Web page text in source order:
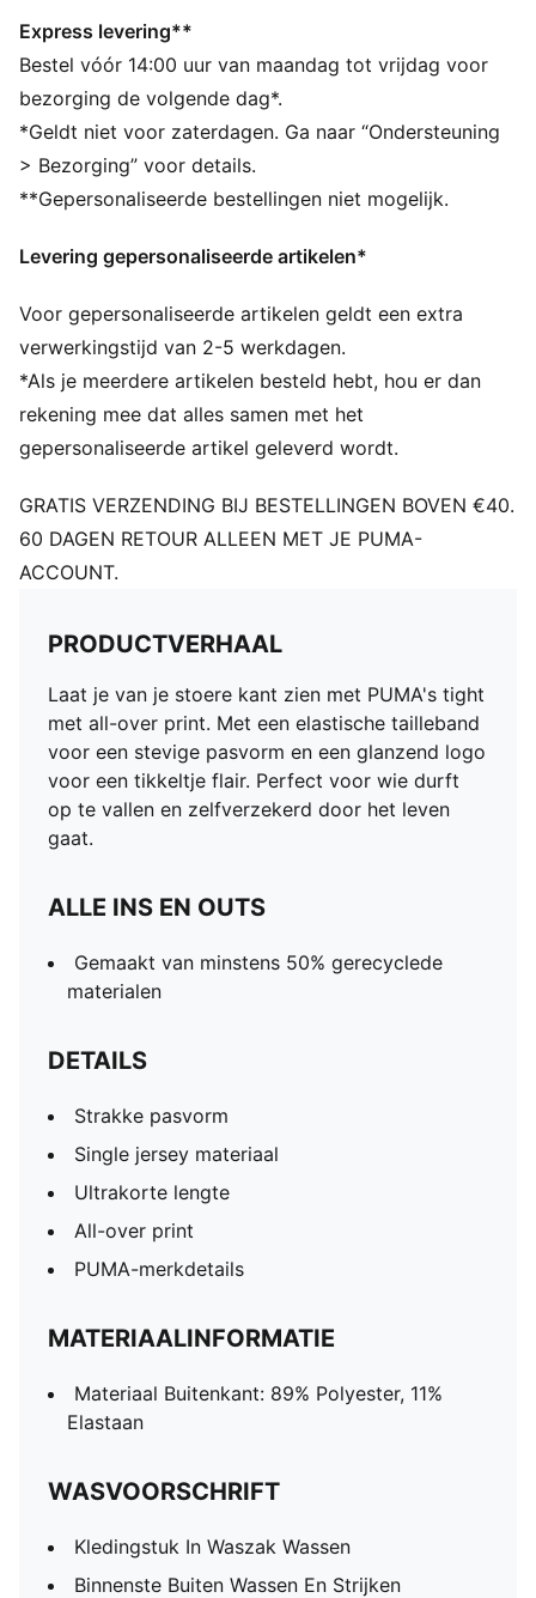
Single jersey materiaal
Ultrakorte lengte
All-over print
PUMA-merkdetails
Express levering**
Bestel vóór 14:00 uur van maandag tot vrijdag voor
bezorging de volgende dag*.
*Geldt niet voor zaterdagen. Ga naar “Ondersteuning
> Bezorging” voor details.
**Gepersonaliseerde bestellingen niet mogelijk.
Levering gepersonaliseerde artikelen*
Voor gepersonaliseerde artikelen geldt een extra
verwerkingstijd van 2-5 werkdagen.
*Als je meerdere artikelen besteld hebt, hou er dan
rekening mee dat alles samen met het
gepersonaliseerde artikel geleverd wordt.
GRATIS VERZENDING BIJ BESTELLINGEN BOVEN €40.
60 DAGEN RETOUR ALLEEN MET JE PUMA-
ACCOUNT.
PRODUCTVERHAAL
Laat je van je stoere kant zien met PUMA's tight
met all-over print. Met een elastische tailleband
voor een stevige pasvorm en een glanzend logo
voor een tikkeltje flair. Perfect voor wie durft
op te vallen en zelfverzekerd door het leven
gaat.
ALLE INS EN OUTS
Gemaakt van minstens 50% gerecyclede
materialen
DETAILS
Strakke pasvorm
Single jersey materiaal
Ultrakorte lengte
All-over print
PUMA-merkdetails
MATERIAALINFORMATIE
Materiaal Buitenkant: 89% Polyester, 11%
Elastaan
WASVOORSCHRIFT
Kledingstuk In Waszak Wassen
Binnenste Buiten Wassen En Strijken